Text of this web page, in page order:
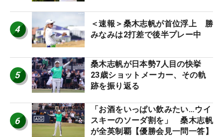
4
＜速報＞桑木志帆が首位浮上 勝
みなみは2打差で後半プレー中
5
桑木志帆が日本勢7人目の快挙
23歳ショットメーカー、その軌
跡を振り返る
6
「お酒をいっぱい飲みたい…ウイ
スキーのソーダ割を」 桑木志帆
が全英制覇【優勝会見一問一答】